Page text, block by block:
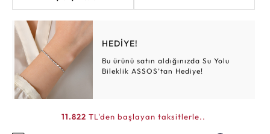
HEDİYE!
Bu ürünü satın aldığınızda Su Yolu
Bileklik ASSOS’tan Hediye!
11.822 TL'den başlayan taksitlerle..